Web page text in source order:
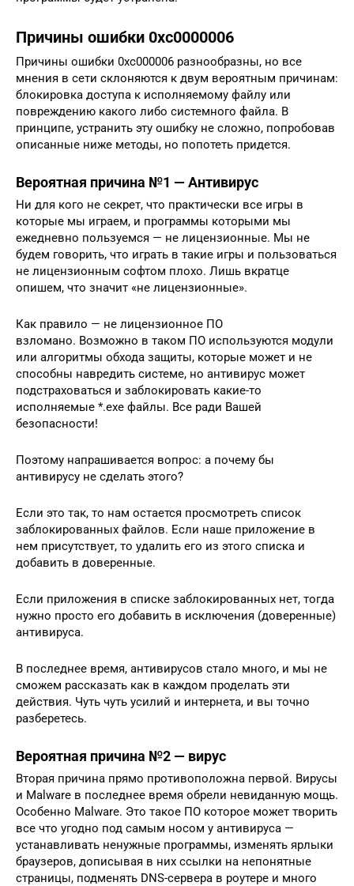
Причины ошибки 0xc0000006
Причины ошибки 0xc000006 разнообразны, но все
мнения в сети склоняются к двум вероятным причинам:
блокировка доступа к исполняемому файлу или
повреждению какого либо системного файла. В
принципе, устранить эту ошибку не сложно, попробовав
описанные ниже методы, но попотеть придется.
Вероятная причина №1 — Антивирус
Ни для кого не секрет, что практически все игры в
которые мы играем, и программы которыми мы
ежедневно пользуемся — не лицензионные. Мы не
будем говорить, что играть в такие игры и пользоваться
не лицензионным софтом плохо. Лишь вкратце
опишем, что значит «не лицензионные».
Как правило — не лицензионное ПО
взломано. Возможно в таком ПО используются модули
или алгоритмы обхода защиты, которые может и не
способны навредить системе, но антивирус может
подстраховаться и заблокировать какие-то
исполняемые *.exe файлы. Все ради Вашей
безопасности!
Поэтому напрашивается вопрос: а почему бы
антивирусу не сделать этого?
Если это так, то нам остается просмотреть список
заблокированных файлов. Если наше приложение в
нем присутствует, то удалить его из этого списка и
добавить в доверенные.
Если приложения в списке заблокированных нет, тогда
нужно просто его добавить в исключения (доверенные)
антивируса.
В последнее время, антивирусов стало много, и мы не
сможем рассказать как в каждом проделать эти
действия. Чуть чуть усилий и интернета, и вы точно
разберетесь.
Вероятная причина №2 — вирус
Вторая причина прямо противоположна первой. Вирусы
и Malware в последнее время обрели невиданную мощь.
Особенно Malware. Это такое ПО которое может творить
все что угодно под самым носом у антивируса —
устанавливать ненужные программы, изменять ярлыки
браузеров, дописывая в них ссылки на непонятные
страницы, подменять DNS-сервера в роутере и много